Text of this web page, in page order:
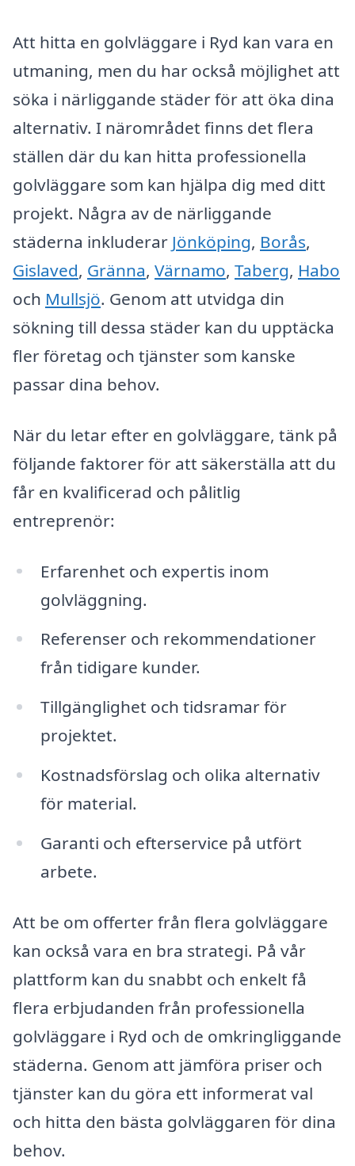
Att hitta en golvläggare i Ryd kan vara en
utmaning, men du har också möjlighet att
söka i närliggande städer för att öka dina
alternativ. I närområdet finns det flera
ställen där du kan hitta professionella
golvläggare som kan hjälpa dig med ditt
projekt. Några av de närliggande
städerna inkluderar Jönköping, Borås,
Gislaved, Gränna, Värnamo, Taberg, Habo
och Mullsjö. Genom att utvidga din
sökning till dessa städer kan du upptäcka
fler företag och tjänster som kanske
passar dina behov.
När du letar efter en golvläggare, tänk på
följande faktorer för att säkerställa att du
får en kvalificerad och pålitlig
entreprenör:
Erfarenhet och expertis inom
golvläggning.
Referenser och rekommendationer
från tidigare kunder.
Tillgänglighet och tidsramar för
projektet.
Kostnadsförslag och olika alternativ
för material.
Garanti och efterservice på utfört
arbete.
Att be om offerter från flera golvläggare
kan också vara en bra strategi. På vår
plattform kan du snabbt och enkelt få
flera erbjudanden från professionella
golvläggare i Ryd och de omkringliggande
städerna. Genom att jämföra priser och
tjänster kan du göra ett informerat val
och hitta den bästa golvläggaren för dina
behov.